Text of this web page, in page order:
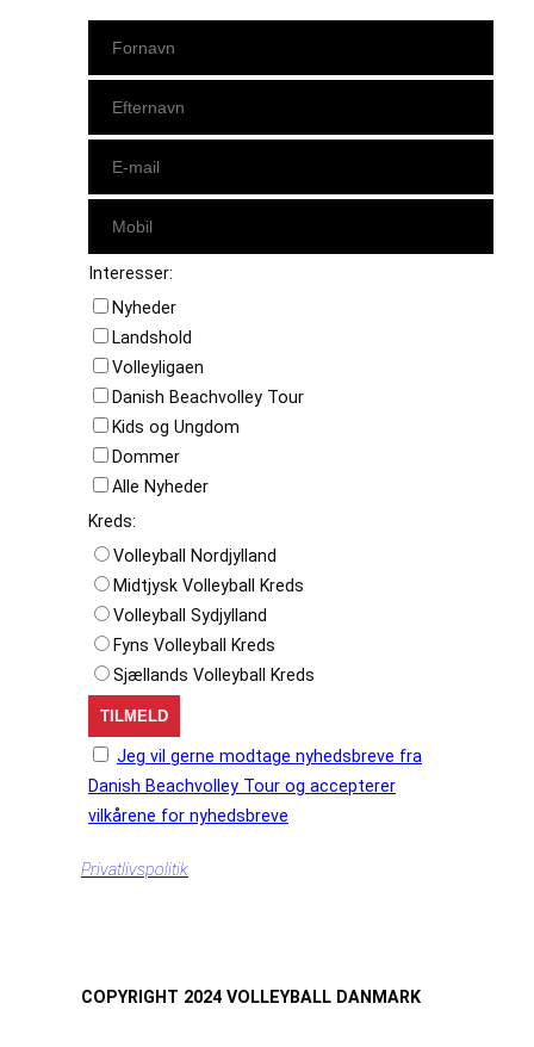
Interesser:
Nyheder
Landshold
Volleyligaen
Danish Beachvolley Tour
Kids og Ungdom
Dommer
Alle Nyheder
Kreds:
Volleyball Nordjylland
Midtjysk Volleyball Kreds
Volleyball Sydjylland
Fyns Volleyball Kreds
Sjællands Volleyball Kreds
Jeg vil gerne modtage nyhedsbreve fra
Danish Beachvolley Tour og accepterer
vilkårene for nyhedsbreve
Privatlivspolitik
COPYRIGHT 2024 VOLLEYBALL DANMARK